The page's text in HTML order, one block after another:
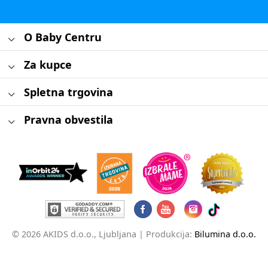
O Baby Centru
Za kupce
Spletna trgovina
Pravna obvestila
© 2026 AKIDS d.o.o., Ljubljana | Produkcija: Bilumina d.o.o.